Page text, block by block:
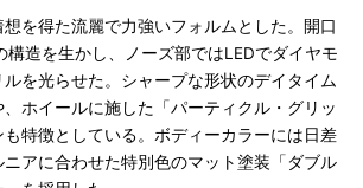
を得た流麗で力強いフォルムとした。開口
構造を生かし、ノーズ部ではLEDでダイヤモ
を光らせた。シャープな形状のデイタイム
ホイールに施した「パーティクル・グリッ
特徴としている。ボディーカラーには日差
ニアに合わせた特別色のマット塗装「ダブル